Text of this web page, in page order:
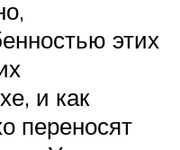
этих
и как
переносят